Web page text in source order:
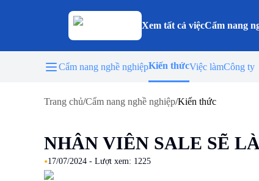
Xem tất cả việcCẩm nang
Cẩm nang nghề nghiệpKiến thứcViệc làmCông ty
Trang chủ/Cẩm nang nghề nghiệp/Kiến thức
NHÂN VIÊN SALE SẼ
•17/07/2024 - Lượt xem: 1225